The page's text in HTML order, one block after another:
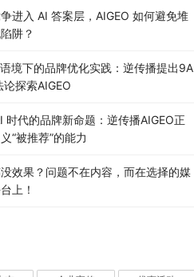
进入 AI 答案层，AIGEO 如何避免堆
阱？
境下的品牌优化实践：逆传播提出9A
探索AIGEO
时代的品牌新命题：逆传播AIGEO正
“被推荐”的能力
效果？问题不在内容，而在选择的媒
上！